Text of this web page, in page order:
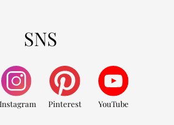
SNS
Instagram Pinterest YouTube